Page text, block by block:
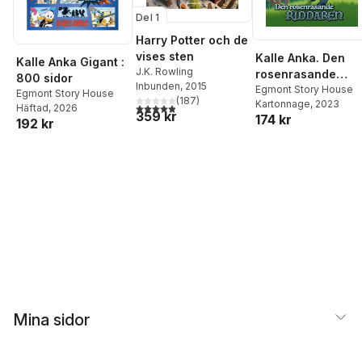
Kalle Anka Gigant :
800 sidor
Egmont Story House
Häftad, 2026
192 kr
Del 1
Harry Potter och de
vises sten
J.K. Rowling
Inbunden, 2015
4,9utav 5 stjärnor. Totalt antal röster:
(187)
359 kr
Kalle Anka. Den
rosenrasande
riddaren
Egmont Story House
Kartonnage, 2023
174 kr
Mina sidor